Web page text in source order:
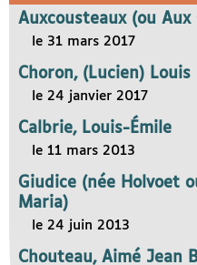
Auxcousteaux (ou Aux
le 31 mars 2017
Choron, (Lucien)
le 24 janvier 2017
Calbrie, Louis-Émile
le 11 mars 2013
Giudice (née Holvoet
Maria)
le 24 juin 2013
Chouteau, Aimé Jean